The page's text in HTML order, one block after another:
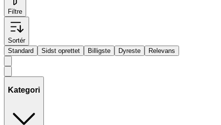
Filtre
Sortér
Standard
Sidst oprettet Billigste Dyreste Relevans
Kategori